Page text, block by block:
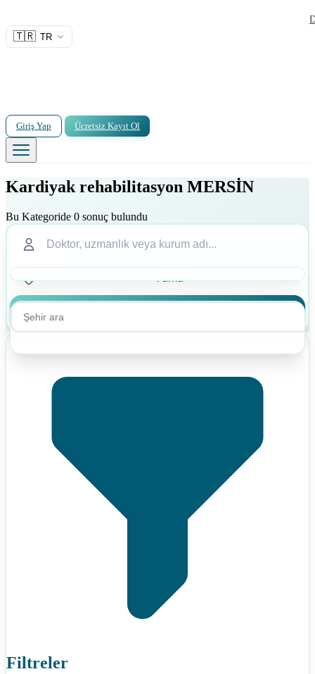
🇹🇷 TR
Giriş Yap Ücretsiz Kayıt Ol
Kardiyak rehabilitasyon MERSİN
Bu Kategoride 0 sonuç bulundu
Filtreler